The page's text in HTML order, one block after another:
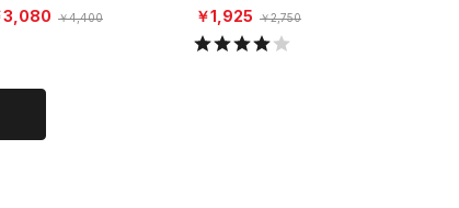
）
3,080 ￥4,400
グ/KIDS）
￥1,925 ￥2,750